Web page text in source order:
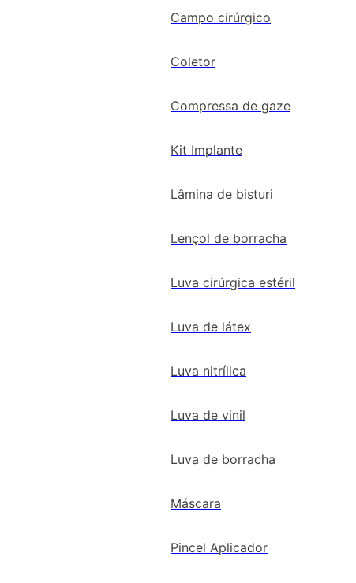
Campo cirúrgico
Coletor
Compressa de gaze
Kit Implante
Lâmina de bisturi
Lençol de borracha
Luva cirúrgica estéril
Luva de látex
Luva nitrílica
Luva de vinil
Luva de borracha
Máscara
Pincel Aplicador